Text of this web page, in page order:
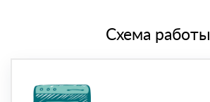
Схема работы